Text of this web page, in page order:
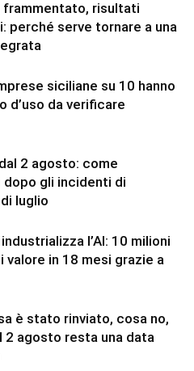
frammentato, risultati
perché serve tornare a una
siciliane su 10 hanno
d’uso da verificare
2 agosto: come
dopo gli incidenti di
luglio
l’AI: 10 milioni
valore in 18 mesi grazie a
è stato rinviato, cosa no,
2 agosto resta una data